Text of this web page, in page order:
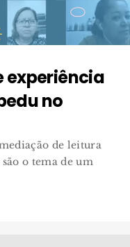
experiência
no
de leitura
o tema de um